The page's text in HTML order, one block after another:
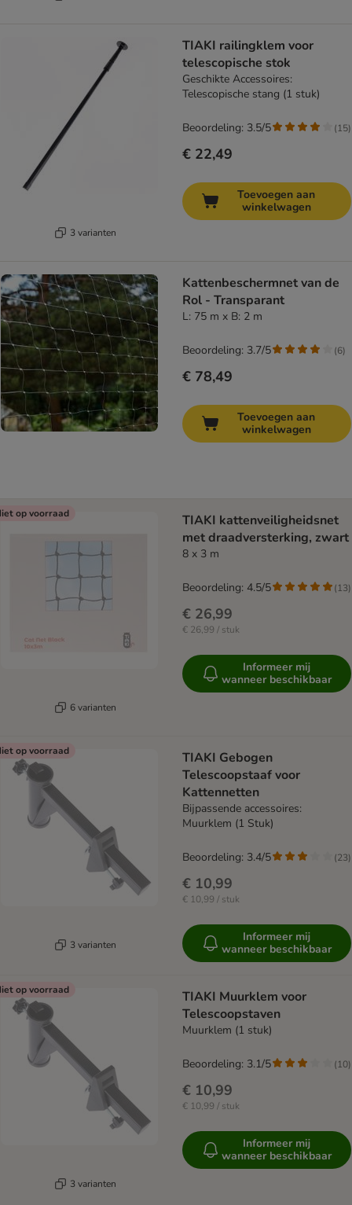
3 varianten
TIAKI railingklem voor
telescopische stok
Geschikte Accessoires:
Telescopische stang (1 stuk)
€ 22,49
Beoordeling: 3.5/5 (15)
Toevoegen aan
winkelwagen
Kattenbeschermnet van de
Rol - Transparant
L: 75 m x B: 2 m
€ 78,49
Beoordeling: 3.7/5 (6)
Toevoegen aan
winkelwagen
op voorraad
6 varianten
TIAKI kattenveiligheidsnet
met draadversterking, zwart
8 x 3 m
€ 26,99
€ 26,99 / stuk
Beoordeling: 4.5/5 (13)
Informeer mij
wanneer beschikbaar
op voorraad
3 varianten
TIAKI Gebogen
Telescoopstaaf voor
Kattennetten
Bijpassende accessoires:
Muurklem (1 Stuk)
€ 10,99
€ 10,99 / stuk
Beoordeling: 3.4/5 (23)
Informeer mij
wanneer beschikbaar
op voorraad
3 varianten
TIAKI Muurklem voor
Telescoopstaven
Muurklem (1 stuk)
€ 10,99
€ 10,99 / stuk
Beoordeling: 3.1/5 (10)
Informeer mij
wanneer beschikbaar